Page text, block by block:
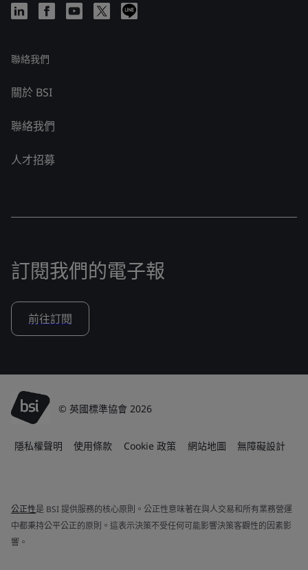
聯絡我們
關於 BSI
聯絡我們
人才招募
訂閱我們的電子報
前往訂閱
© 英國標準協會 2026
隱私權聲明 使用條款 Cookie 政策 網站地圖 無障礙設計
公正性是 BSI 提供服務的核心原則。公正性意味著在與人交易和所有業務營運
中都秉持公平公正的原則。這表示決策不受任何可能影響決策客觀性的因素影
響。